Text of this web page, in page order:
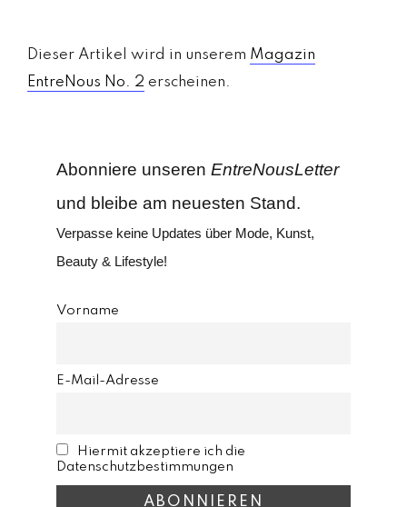
Dieser Artikel wird in unserem Magazin
EntreNous No. 2 erscheinen.
Abonniere unseren EntreNousLetter
und bleibe am neuesten Stand.
Verpasse keine Updates über Mode, Kunst,
Beauty & Lifestyle!
Vorname
E-Mail-Adresse
Hiermit akzeptiere ich die
Datenschutzbestimmungen